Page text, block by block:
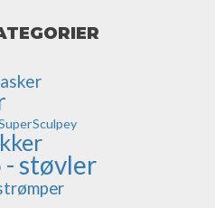
- støvler